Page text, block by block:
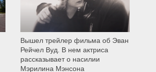
Вышел трейлер фильма об Эван
Рейчел Вуд. В нем актриса
рассказывает о насилии
Мэрилина Мэнсона